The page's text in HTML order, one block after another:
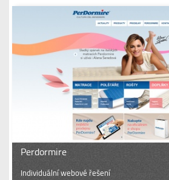
Perdormire
Individuální webové řešení